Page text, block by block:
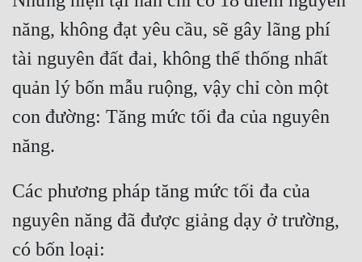
Võng Du
Xuyên Không
Xuyên Nhanh
Điền Văn
năng, không đạt yêu cầu, sẽ gây lãng phí
tài nguyên đất đai, không thể thống nhất
quản lý bốn mẫu ruộng, vậy chỉ còn một
con đường: Tăng mức tối đa của nguyên
Các phương pháp tăng mức tối đa của
nguyên năng đã được giảng dạy ở trường,